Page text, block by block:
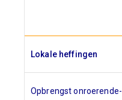
Lokale heffingen
Opbrengst onroerende-